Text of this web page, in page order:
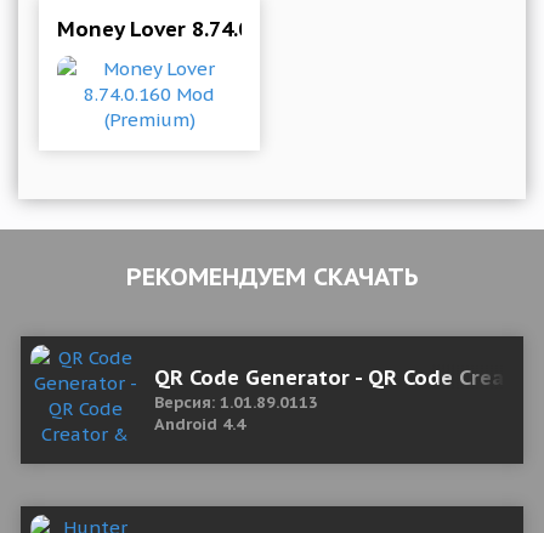
Money Lover 8.74.0.160 Mod (Premium)
РЕКОМЕНДУЕМ СКАЧАТЬ
QR Code Generator - QR Code
Версия: 1.01.89.0113
Android 4.4